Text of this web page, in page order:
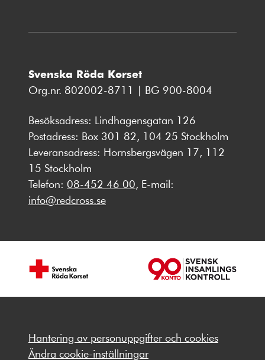
Svenska Röda Korset
Org.nr. 802002-8711 | BG 900-8004
Besöksadress: Lindhagensgatan 126
Postadress: Box 301 82, 104 25 Stockholm
Leveransadress: Hornsbergsvägen 17, 112
15 Stockholm
Telefon: 08-452 46 00, E-mail:
info@redcross.se
Hantering av personuppgifter och cookies
Ändra cookie-inställningar